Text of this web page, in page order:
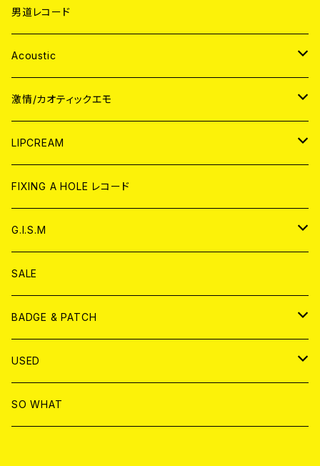
男道レコード
Acoustic
JAPAN
CD
ANALOG
WORLD
CD
ANALOG
激情/カオティックエモ
JAPAN
CD
ANALOG
WORLD
CD
ANALOG
LIPCREAM
CD
アナログ
DVD
T-shirt & WEAR
FIXING A HOLE レコード
G.I.S.M
CD
ANALOG
T-SHIRT & WEAR
DVD
SALE
BADGE & PATCH
BADGE
PATCH
USED
書籍
SO WHAT